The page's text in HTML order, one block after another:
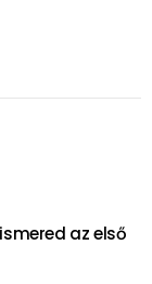
az első